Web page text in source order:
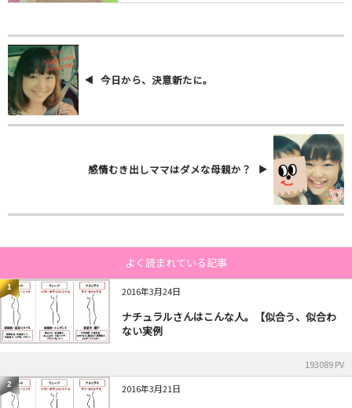
今日から、決意新たに。
感情むき出しママはダメな母親か？
よく読まれている記事
1 2016年3月24日
ナチュラルさんはこんな人。【似合う、似合わ
ない実例
193089 PV
2 2016年3月21日